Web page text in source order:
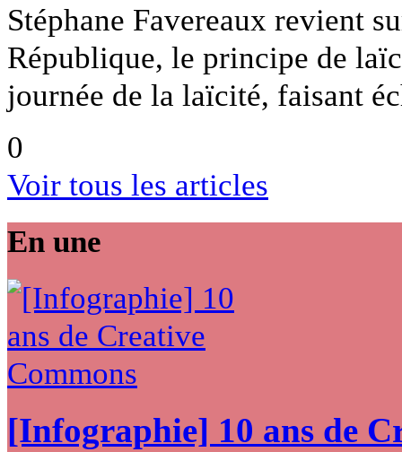
Stéphane Favereaux revient
République, le principe de
journée de la laïcité, faisant
0
Voir tous les articles
En une
[Infographie] 10 ans de